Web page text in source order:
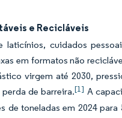
e Recicláveis
laticínios, cuidados
em formatos não
virgem até 2030,
de barreira.[1] A
toneladas em 2024